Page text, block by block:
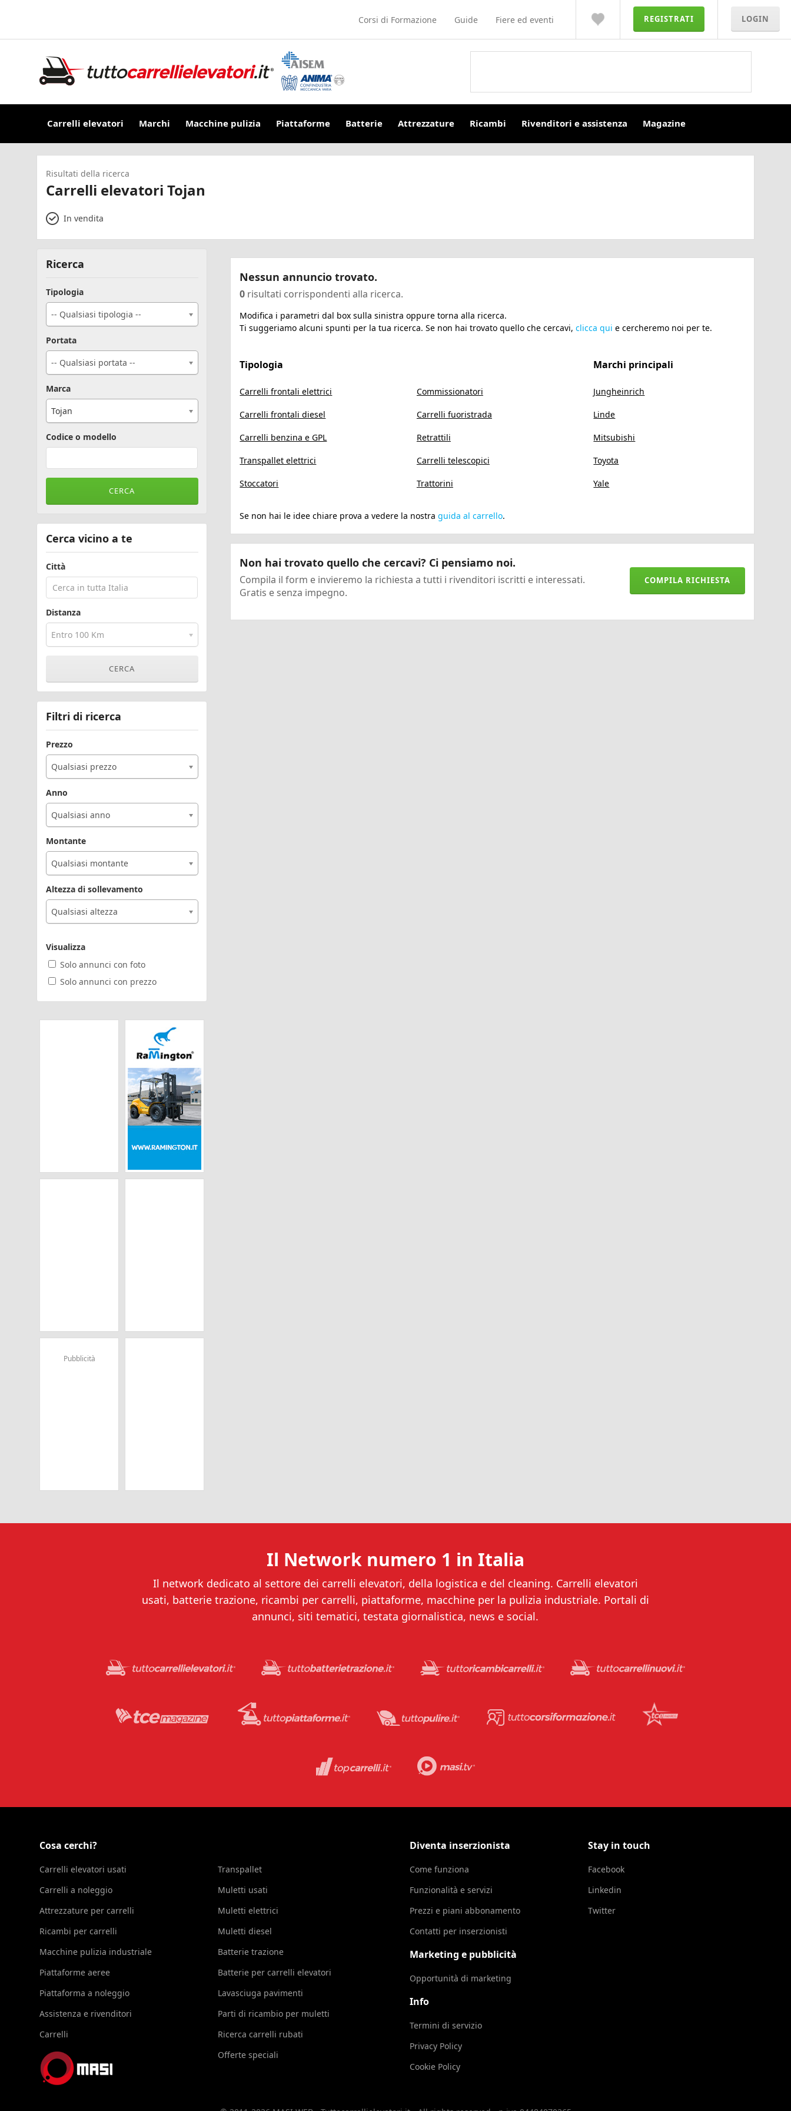
Corsi di Formazione Guide Fiere ed eventi REGISTRATI LOGIN
Carrelli elevatori Marchi Macchine pulizia Piattaforme Batterie Attrezzature Ricambi Rivenditori e assistenza Magazine
Risultati della ricerca
Carrelli elevatori Tojan
In vendita
Nessun annuncio trovato.
0 risultati corrispondenti alla ricerca.
Modifica i parametri dal box sulla sinistra oppure torna alla ricerca.
Ti suggeriamo alcuni spunti per la tua ricerca. Se non hai trovato quello che cercavi,clicca qui e cercheremo noi per te.
Tipologia
Carrelli frontali elettrici
Carrelli frontali diesel
Carrelli benzina e GPL
Transpallet elettrici
Stoccatori
Commissionatori
Carrelli fuoristrada
Retrattili
Carrelli telescopici
Trattorini
Marchi principali
Jungheinrich
Linde
Mitsubishi
Toyota
Yale
Se non hai le idee chiare prova a vedere la nostraguida al carrello.
Non hai trovato quello che cercavi? Ci pensiamo noi.
Compila il form e invieremo la richiesta a tutti i rivenditori iscritti e interessati.
Gratis e senza impegno.
COMPILA RICHIESTA
Ricerca
Tipologia
-- Qualsiasi tipologia --
Portata
-- Qualsiasi portata --
Marca
Tojan
Codice o modello
Cerca vicino a te
Città
Distanza
Entro 100 Km
Filtri di ricerca
Prezzo
Qualsiasi prezzo
Anno
Qualsiasi anno
Montante
Qualsiasi montante
Altezza di sollevamento
Qualsiasi altezza
Visualizza
Solo annunci con foto
Solo annunci con prezzo
Pubblicità
Il Network numero 1 in Italia
Il network dedicato al settore dei carrelli elevatori, della logistica e del cleaning. Carrelli elevatori
usati, batterie trazione, ricambi per carrelli, piattaforme, macchine per la pulizia industriale. Portali di
annunci, siti tematici, testata giornalistica, news e social.
Cosa cerchi?
Carrelli elevatori usati
Carrelli a noleggio
Attrezzature per carrelli
Ricambi per carrelli
Macchine pulizia industriale
Piattaforme aeree
Piattaforma a noleggio
Assistenza e rivenditori
Carrelli
Transpallet
Muletti usati
Muletti elettrici
Muletti diesel
Batterie trazione
Batterie per carrelli elevatori
Lavasciuga pavimenti
Parti di ricambio per muletti
Ricerca carrelli rubati
Offerte speciali
Diventa inserzionista
Come funziona
Funzionalità e servizi
Prezzi e piani abbonamento
Contatti per inserzionisti
Marketing e pubblicità
Opportunità di marketing
Info
Termini di servizio
Privacy Policy
Cookie Policy
Stay in touch
Facebook
Linkedin
Twitter